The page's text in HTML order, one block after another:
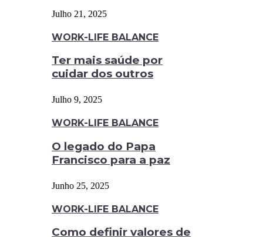
Julho 21, 2025
WORK-LIFE BALANCE
Ter mais saúde por
cuidar dos outros
Julho 9, 2025
WORK-LIFE BALANCE
O legado do Papa
Francisco para a paz
Junho 25, 2025
WORK-LIFE BALANCE
Como definir valores de